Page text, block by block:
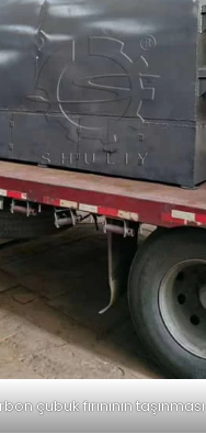
çubuk fırınının taşınması